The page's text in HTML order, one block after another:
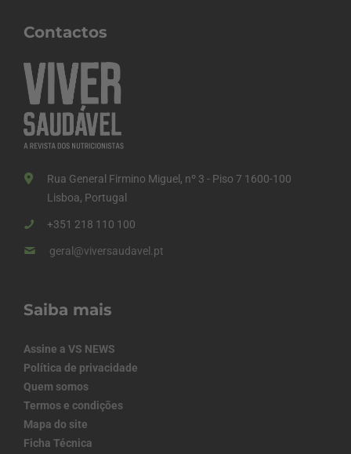
Contactos
Rua General Firmino Miguel, nº 3 - Piso 7 1600-100
Lisboa, Portugal
+351 218 110 100
geral@viversaudavel.pt
Saiba mais
Assine a VS NEWS
Política de privacidade
Quem somos
Termos e condições
Mapa do site
Ficha Técnica